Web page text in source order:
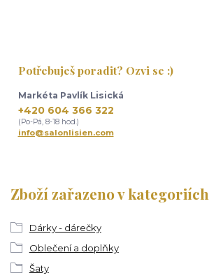
Zboží zařazeno v kategoriích
Dárky - dárečky
Oblečení a doplňky
Šaty
Potřebuješ poradit? Ozvi se :)
Markéta Pavlík Lisická
+420 604 366 322
(Po-Pá, 8-18 hod.)
info@salonlisien.com